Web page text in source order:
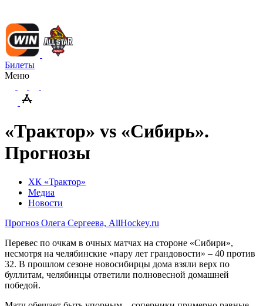
Билеты
Меню
«Трактор» vs «Сибирь».
Прогнозы
ХК «Трактор»
Медиа
Новости
Прогноз Олега Сергеева, AllHockey.ru
Перевес по очкам в очных матчах на стороне «Сибири»,
несмотря на челябинские «пару лет грандовости» – 40 против
32. В прошлом сезоне новосибирцы дома взяли верх по
буллитам, челябинцы ответили полновесной домашней
победой.